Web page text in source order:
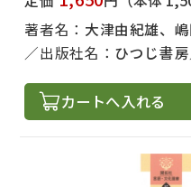
著者名： 大津由紀雄、
出版社名： ひつじ書房
カートへ入れる